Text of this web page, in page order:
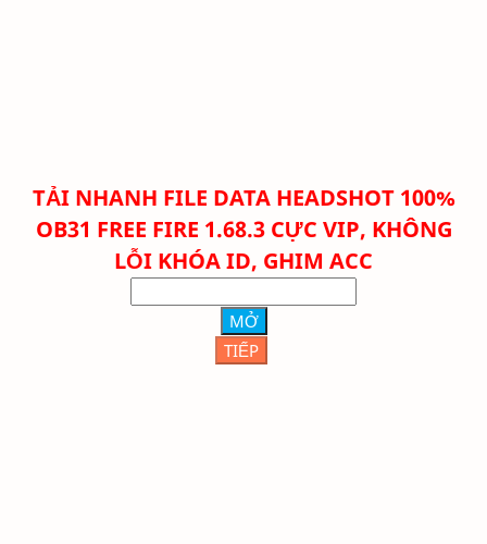
TẢI NHANH FILE DATA HEADSHOT 100%
OB31 FREE FIRE 1.68.3 CỰC VIP, KHÔNG
LỖI KHÓA ID, GHIM ACC
MỞ
TIẾP